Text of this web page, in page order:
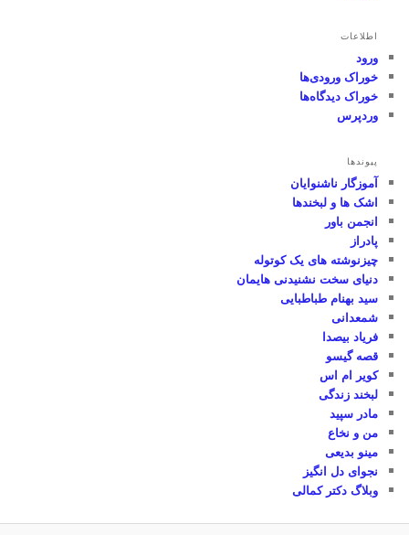
اطلاعات
ورود
خوراک ورودی‌ها
خوراک دیدگاه‌ها
وردپرس
پیوندها
آموزگار ناشنوایان
اشک ها و لبخندها
انجمن باور
پادراز
چیزنوشته های یک کوتوله
دنیای سخت نشنیدنی هایمان
سید بهنام طباطبایی
شمعدانی
فریاد بیصدا
قصه گیسو
کویر ام اس
لبخند زندگی
مادر سپید
من و نخاع
مینو بدیعی
نجوای دل انگیز
وبلاگ دکتر کمالی